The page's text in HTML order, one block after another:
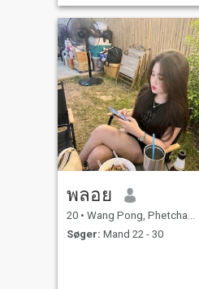
พลอย
20 • Wang Pong, Phetchabun, Thailand
Søger: Mand 22 - 30